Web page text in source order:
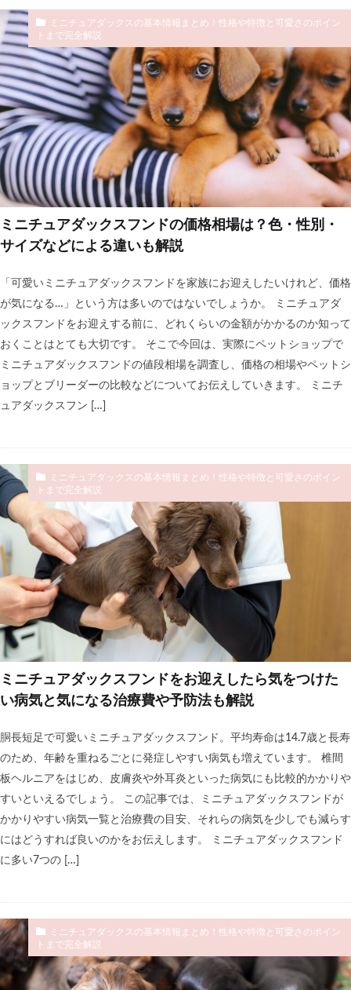
ミニチュアダックスの基本情報まとめ！性格や特徴と可愛さのポイン
トまで完全解説
ミニチュアダックスフンドの価格相場は？色・性別・
サイズなどによる違いも解説
「可愛いミニチュアダックスフンドを家族にお迎えしたいけれど、価格
が気になる…」という方は多いのではないでしょうか。 ミニチュアダ
ックスフンドをお迎えする前に、どれくらいの金額がかかるのか知って
おくことはとても大切です。 そこで今回は、実際にペットショップで
ミニチュアダックスフンドの値段相場を調査し、価格の相場やペットシ
ョップとブリーダーの比較などについてお伝えしていきます。 ミニチ
ュアダックスフン […]
ミニチュアダックスの基本情報まとめ！性格や特徴と可愛さのポイン
トまで完全解説
ミニチュアダックスフンドをお迎えしたら気をつけた
い病気と気になる治療費や予防法も解説
胴長短足で可愛いミニチュアダックスフンド。平均寿命は14.7歳と長寿
のため、年齢を重ねるごとに発症しやすい病気も増えています。 椎間
板ヘルニアをはじめ、皮膚炎や外耳炎といった病気にも比較的かかりや
すいといえるでしょう。 この記事では、ミニチュアダックスフンドが
かかりやすい病気一覧と治療費の目安、それらの病気を少しでも減らす
にはどうすれば良いのかをお伝えします。 ミニチュアダックスフンド
に多い7つの […]
ミニチュアダックスの基本情報まとめ！性格や特徴と可愛さのポイン
トまで完全解説